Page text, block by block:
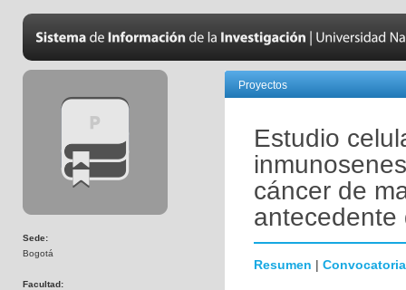
Sede:
Bogotá
Facultad:
Proyectos
Estudio
cáncer de
antecedente
Resumen | Convocatoria